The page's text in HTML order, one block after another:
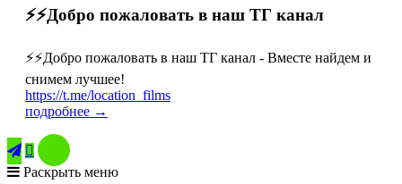
⚡️⚡️Добро пожаловать в наш ТГ канал
⚡️⚡️Добро пожаловать в наш ТГ канал - Вместе найдем и
снимем лучшее!
https://t.me/location_films
подробнее →

Раскрыть меню